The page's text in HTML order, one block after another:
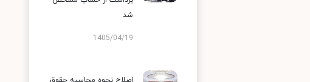
شد
1405/04/19